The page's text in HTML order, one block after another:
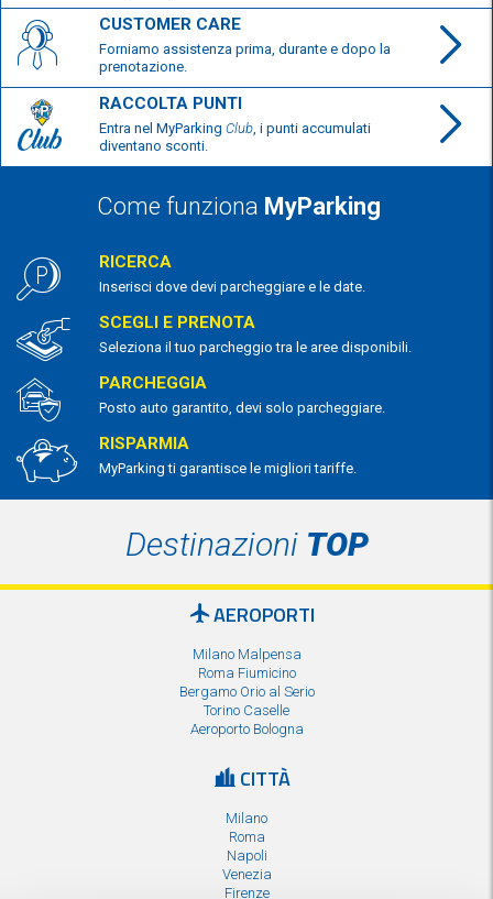
CUSTOMER CARE
Forniamo assistenza prima, durante e dopo la
prenotazione.
RACCOLTA PUNTI
Entra nel MyParkingClub, i punti accumulati
diventano sconti.
Come funziona MyParking
RICERCA
Inserisci dove devi parcheggiare e le date.
SCEGLI E PRENOTA
Seleziona il tuo parcheggio tra le aree disponibili.
PARCHEGGIA
Posto auto garantito, devi solo parcheggiare.
RISPARMIA
MyParking ti garantisce le migliori tariffe.
Destinazioni TOP
AEROPORTI
Milano Malpensa
Roma Fiumicino
Bergamo Orio al Serio
Torino Caselle
Aeroporto Bologna
CITTÀ
Milano
Roma
Napoli
Venezia
Firenze